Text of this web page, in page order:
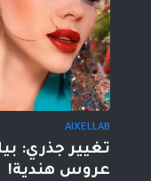
AIXELLAB
تغيير جذري:
عروس هندية!